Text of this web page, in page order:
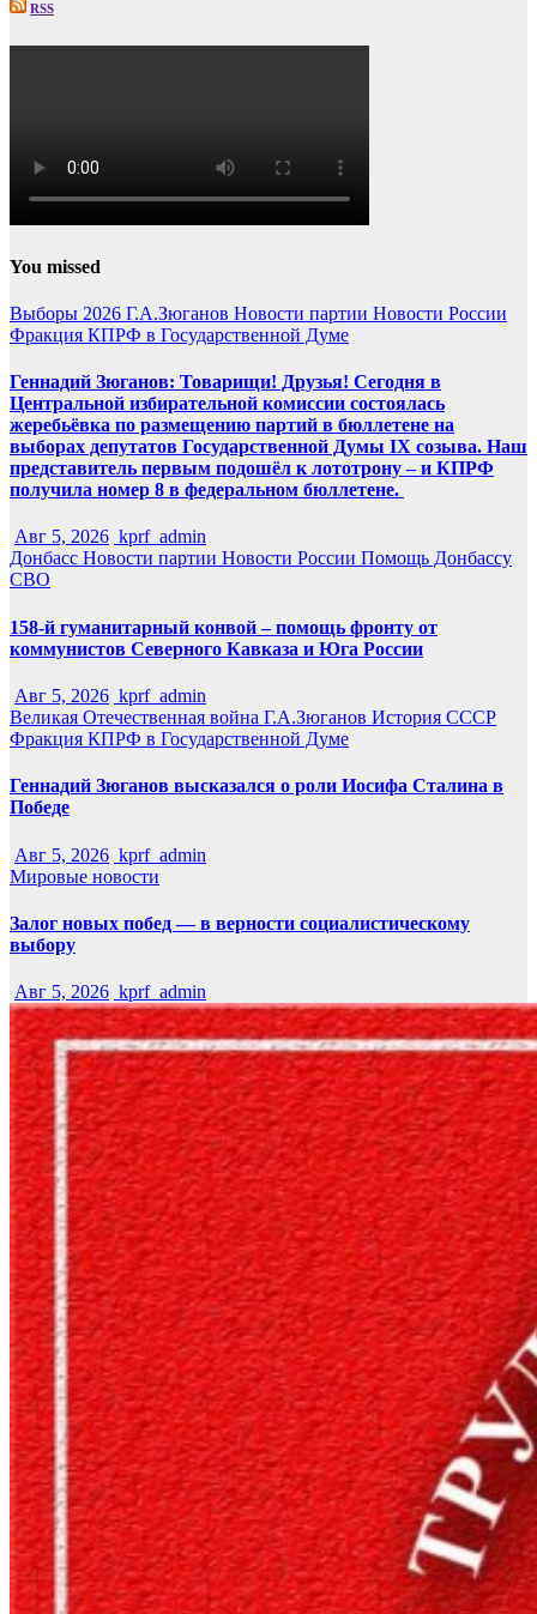
RSS
You missed
Выборы 2026 Г.А.Зюганов Новости партии Новости России
Фракция КПРФ в Государственной Думе
Геннадий Зюганов: Товарищи! Друзья! Сегодня в
Центральной избирательной комиссии состоялась
жеребьёвка по размещению партий в бюллетене на
выборах депутатов Государственной Думы IX созыва. Наш
представитель первым подошёл к лототрону – и КПРФ
получила номер 8 в федеральном бюллетене.
Авг 5, 2026 kprf_admin
Донбасс Новости партии Новости России Помощь Донбассу
СВО
158-й гуманитарный конвой – помощь фронту от
коммунистов Северного Кавказа и Юга России
Авг 5, 2026 kprf_admin
Великая Отечественная война Г.А.Зюганов История СССР
Фракция КПРФ в Государственной Думе
Геннадий Зюганов высказался о роли Иосифа Сталина в
Победе
Авг 5, 2026 kprf_admin
Мировые новости
Залог новых побед — в верности социалистическому
выбору
Авг 5, 2026 kprf_admin